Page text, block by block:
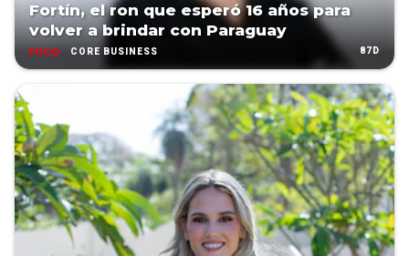
Fortín, el ron que esperó 16 años para
volver a brindar con Paraguay
CORE BUSINESS 87D